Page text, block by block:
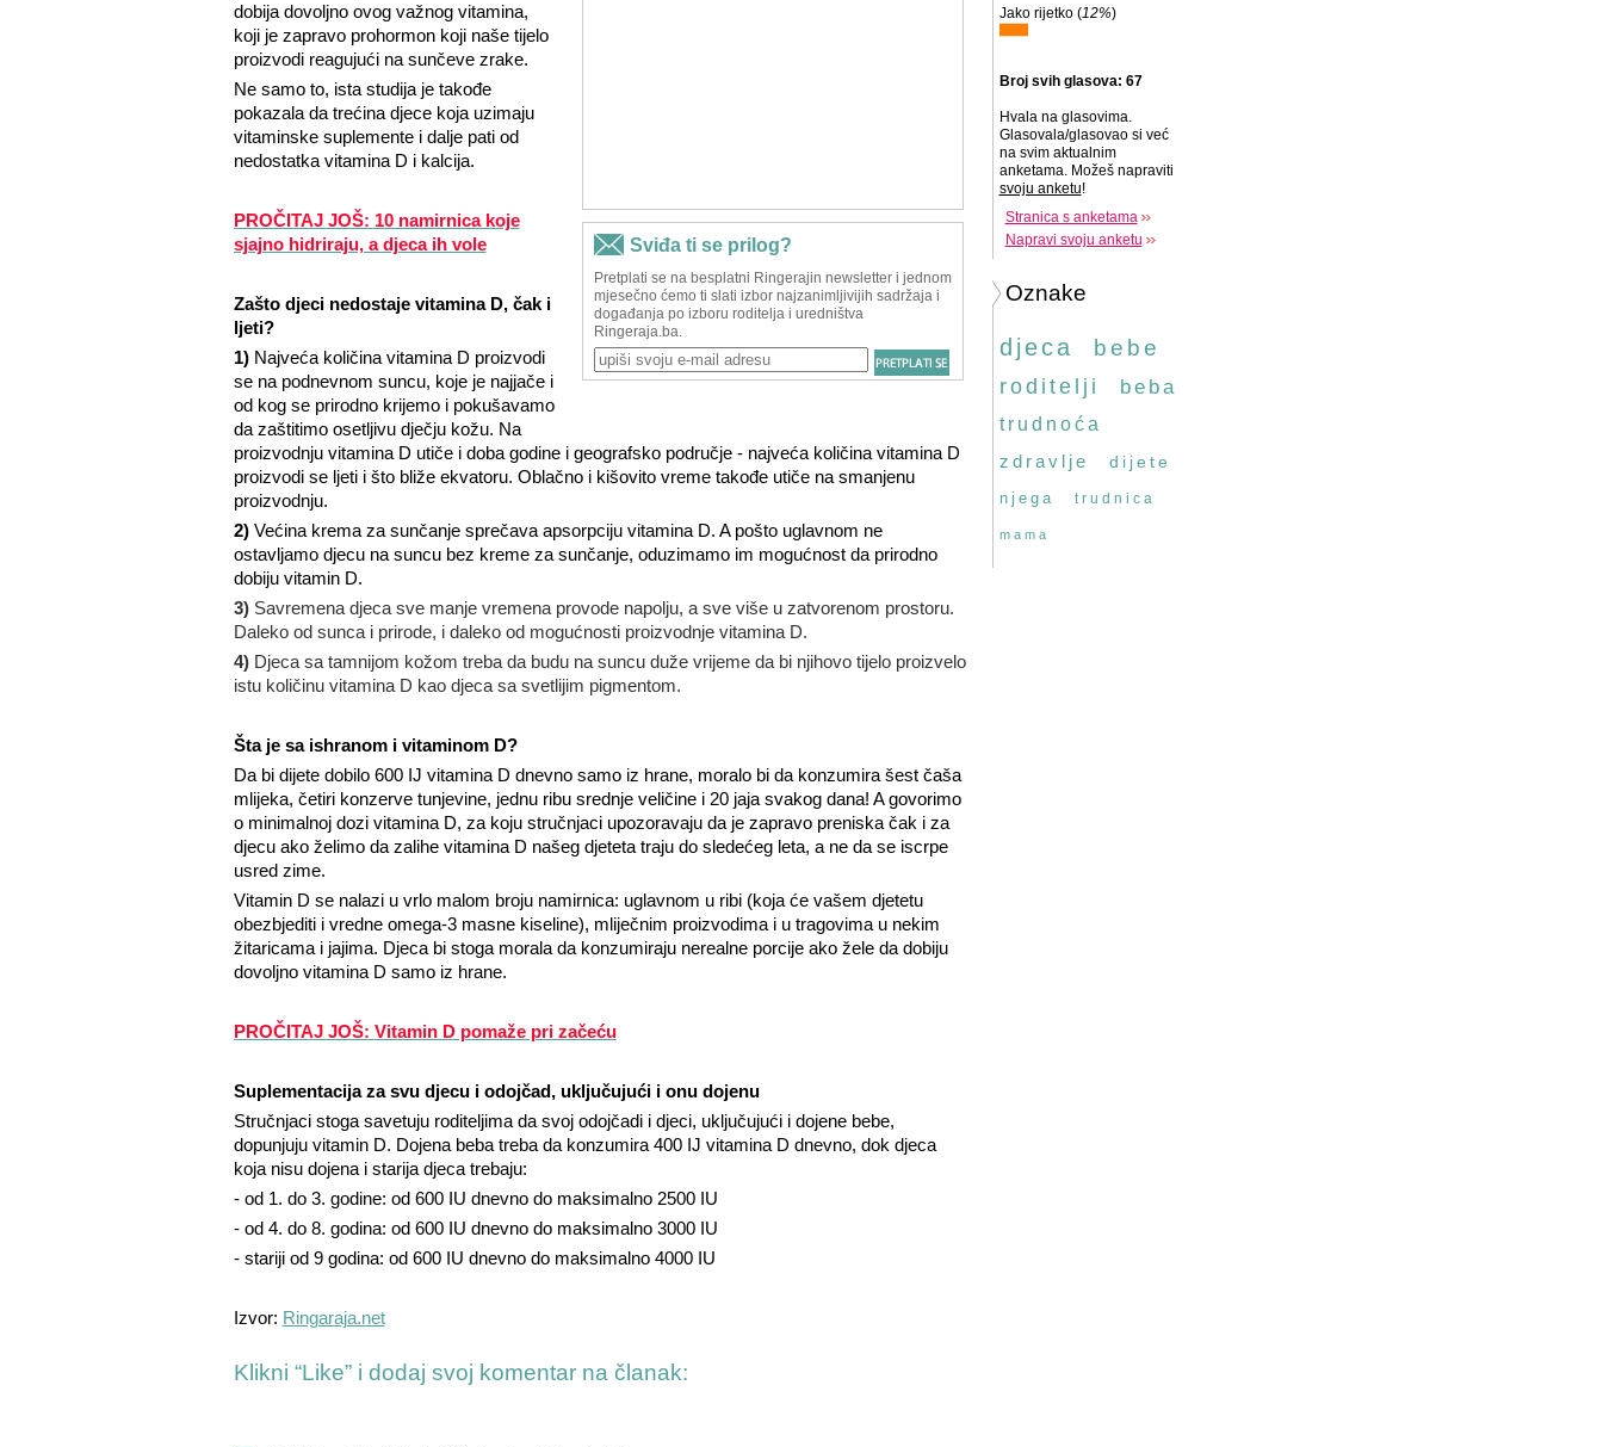
dobija dovoljno ovog važnog vitamina,
koji je zapravo prohormon koji naše tijelo
proizvodi reagujući na sunčeve zrake.
Ne samo to, ista studija je takođe
pokazala da trećina djece koja uzimaju
vitaminske suplemente i dalje pati od
nedostatka vitamina D i kalcija.
PROČITAJ JOŠ: 10 namirnica koje
sjajno hidriraju, a djeca ih vole
Zašto djeci nedostaje vitamina D, čak i
ljeti?
1)Najveća količina vitamina D proizvodi
se na podnevnom suncu, koje je najjače i
od kog se prirodno krijemo i pokušavamo
da zaštitimo osetljivu dječju kožu. Na
proizvodnju vitamina D utiče i doba godine i geografsko područje - najveća količina vitamina D
proizvodi se ljeti i što bliže ekvatoru. Oblačno i kišovito vreme takođe utiče na smanjenu
proizvodnju.
2) Većina krema za sunčanje sprečava apsorpciju vitamina D. A pošto uglavnom ne
ostavljamo djecu na suncu bez kreme za sunčanje, oduzimamo im mogućnost da prirodno
dobiju vitamin D.
3) Savremena djeca sve manje vremena provode napolju, a sve više u zatvorenom prostoru.
Daleko od sunca i prirode, i daleko od mogućnosti proizvodnje vitamina D.
4) Djeca sa tamnijom kožom treba da budu na suncu duže vrijeme da bi njihovo tijelo proizvelo
istu količinu vitamina D kao djeca sa svetlijim pigmentom.
Šta je sa ishranom i vitaminom D?
Da bi dijete dobilo 600 IJ vitamina D dnevno samo iz hrane, moralo bi da konzumira šest čaša
mlijeka, četiri konzerve tunjevine, jednu ribu srednje veličine i 20 jaja svakog dana! A govorimo
o minimalnoj dozi vitamina D, za koju stručnjaci upozoravaju da je zapravo preniska čak i za
djecu ako želimo da zalihe vitamina D našeg djeteta traju do sledećeg leta, a ne da se iscrpe
usred zime.
Vitamin D se nalazi u vrlo malom broju namirnica: uglavnom u ribi (koja će vašem djetetu
obezbjediti i vredne omega-3 masne kiseline), mliječnim proizvodima i u tragovima u nekim
žitaricama i jajima. Djeca bi stoga morala da konzumiraju nerealne porcije ako žele da dobiju
dovoljno vitamina D samo iz hrane.
PROČITAJ JOŠ: Vitamin D pomaže pri začeću
Suplementacija za svu djecu i odojčad, uključujući i onu dojenu
Stručnjaci stoga savetuju roditeljima da svoj odojčadi i djeci, uključujući i dojene bebe,
dopunjuju vitamin D. Dojena beba treba da konzumira 400 IJ vitamina D dnevno, dok djeca
koja nisu dojena i starija djeca trebaju:
- od 1. do 3. godine: od 600 IU dnevno do maksimalno 2500 IU
- od 4. do 8. godina: od 600 IU dnevno do maksimalno3000 IU
- stariji od 9 godina: od 600 IU dnevno do maksimalno4000 IU
Izvor: Ringaraja.net
Klikni “Like” i dodaj svoj komentar na članak:
Jako rijetko (12%)
Broj svih glasova: 67
Hvala na glasovima.
Glasovala/glasovao si već
na svim aktualnim
anketama. Možeš napraviti
svoju anketu!
Stranica s anketama
Napravi svoju anketu
Oznake
djeca bebe
roditelji beba
trudnoća
zdravlje
dijete
njega trudnica
mama